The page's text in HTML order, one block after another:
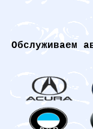
Обслуживаем